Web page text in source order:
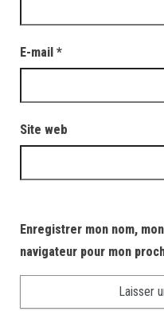
E-mail *
Site web
Enregistrer mon nom,
navigateur pour mon